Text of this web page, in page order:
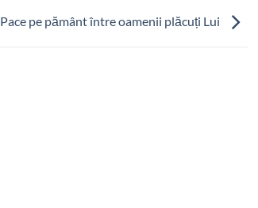
Pace pe pământ între oamenii plăcuți Lui